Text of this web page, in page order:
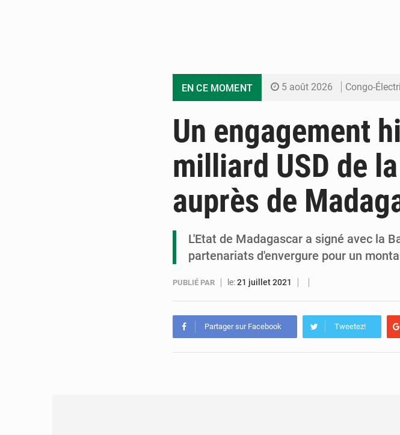
EN CE MOMENT 5 août 2026 Congo-
5 août 2026 Assassinat de
5 août 2026 Compétitions
4 août 2026 Congo : l’UDSN
Un engagement
milliard USD de
auprès de
L'Etat de Madagascar a signé avec la
partenariats d'envergure pour un
PUBLIÉ PAR le:21 juillet 2021
Partager sur Facebook Tweetez!